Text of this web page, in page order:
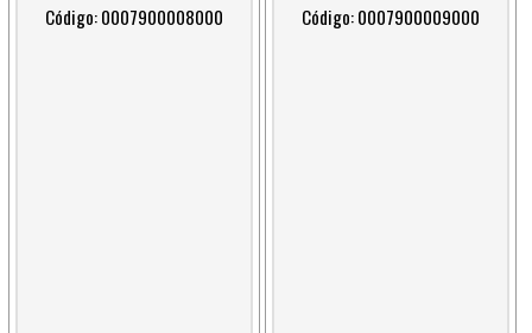
Código: 0007900008000 Código: 0007900009000